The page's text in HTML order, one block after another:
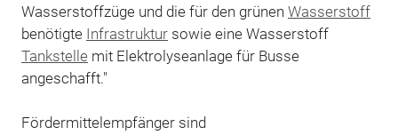
Wasserstoffzüge und die für den grünen Wasserstoff
benötigte Infrastruktursowie eine Wasserstoff
Tankstelle mit Elektrolyseanlage für Busse
angeschafft."
Fördermittelempfänger sind